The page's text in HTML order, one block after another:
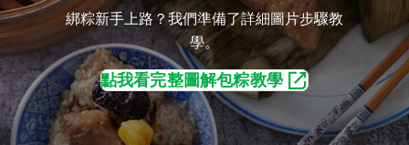
綁粽新手上路？我們準備了詳細圖片步驟教
學。
點我看完整圖解包粽教學